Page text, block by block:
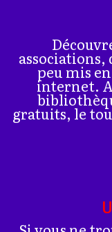
associations,
peu mis
internet.
gratuits, le